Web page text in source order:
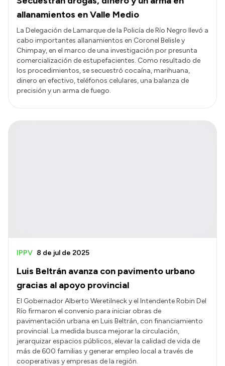
allanamientos en Valle Medio
La Delegación de Lamarque de la Policía de Río Negro llevó a
cabo importantes allanamientos en Coronel Belisle y
Chimpay, en el marco de una investigación por presunta
comercialización de estupefacientes. Como resultado de
los procedimientos, se secuestró cocaína, marihuana,
dinero en efectivo, teléfonos celulares, una balanza de
precisión y un arma de fuego.
Luis Beltrán avanza con pavimento urbano
gracias al apoyo provincial
IPPV 8 de jul de 2025
El Gobernador Alberto Weretilneck y el Intendente Robin Del
Río firmaron el convenio para iniciar obras de
pavimentación urbana en Luis Beltrán, con financiamiento
provincial. La medida busca mejorar la circulación,
jerarquizar espacios públicos, elevar la calidad de vida de
más de 600 familias y generar empleo local a través de
cooperativas y empresas de la región.